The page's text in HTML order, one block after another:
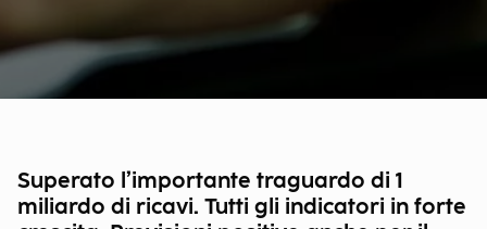
Superato l’importante traguardo di 1
miliardo di ricavi. Tutti gli indicatori in forte